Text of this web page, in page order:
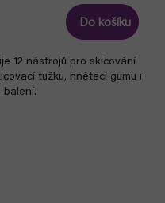
Do košíku
12 nástrojů pro skicování
tužku, hnětací gumu i
balení.